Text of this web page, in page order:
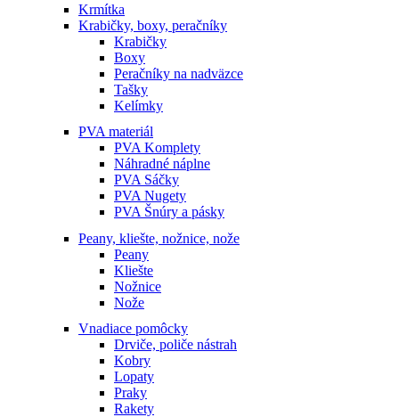
Krmítka
Krabičky, boxy, peračníky
Krabičky
Boxy
Peračníky na nadväzce
Tašky
Kelímky
PVA materiál
PVA Komplety
Náhradné náplne
PVA Sáčky
PVA Nugety
PVA Šnúry a pásky
Peany, kliešte, nožnice, nože
Peany
Kliešte
Nožnice
Nože
Vnadiace pomôcky
Drviče, poliče nástrah
Kobry
Lopaty
Praky
Rakety